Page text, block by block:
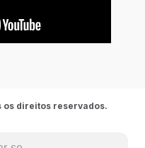
os direitos reservados.